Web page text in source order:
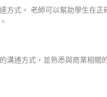
式。 老師可以幫助學生在正
通方式，並熟悉與商業相關